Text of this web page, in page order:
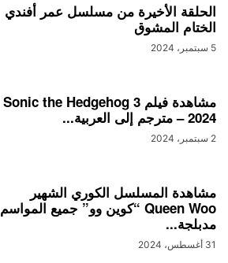
الحلقة الأخيرة من مسلسل عمر أفندي
الختام المشوق
5 سبتمبر، 2024
مشاهدة فيلم Sonic the Hedgehog 3
– 2024 مترجم إلى العربية...
2 سبتمبر، 2024
مشاهدة المسلسل الكوري الشهير
Queen Woo “كوين وو” جميع المواسم
مدبلجة...
31 أغسطس، 2024